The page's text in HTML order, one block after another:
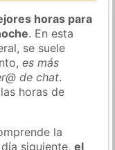
horas para
. En esta
se suele
es más
de chat.
horas de
la
siguiente,el